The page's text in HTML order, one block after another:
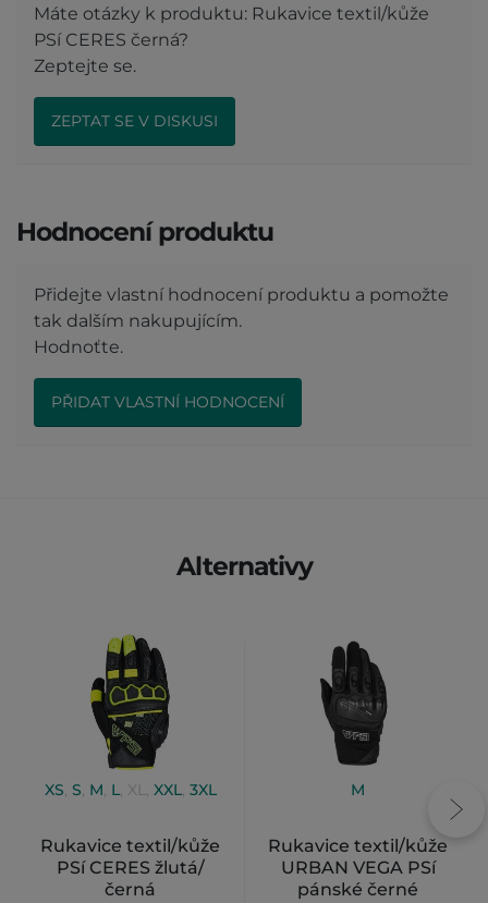
Máte otázky k produktu: Rukavice textil/kůže
PSí CERES černá?
Zeptejte se.
ZEPTAT SE V DISKUSI
Hodnocení produktu
Přidejte vlastní hodnocení produktu a pomožte
tak dalším nakupujícím.
Hodnoťte.
PŘIDAT VLASTNÍ HODNOCENÍ
Alternativy
XS, S, M, L, XL, XXL, 3XL
Rukavice textil/kůže
PSí CERES žlutá/
černá
M
Rukavice textil/kůže
URBAN VEGA PSí
pánské černé